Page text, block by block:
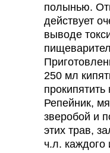
полынью.
действует
выводе
250 мл
Репейник,
зверобой и
этих трав,
ч.л. каждого